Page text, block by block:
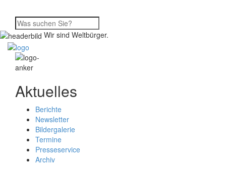
Wir sind Weltbürger.
Aktuelles
Berichte
Newsletter
Bildergalerie
Termine
Presseservice
Archiv